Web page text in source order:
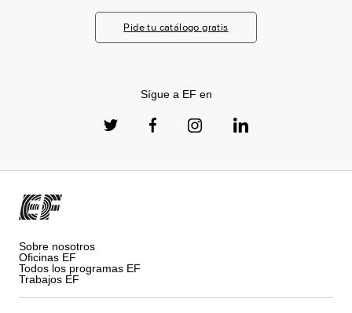
Pide tu catálogo gratis
Sígue a EF en
Sobre nosotros
Oficinas EF
Todos los programas EF
Trabajos EF